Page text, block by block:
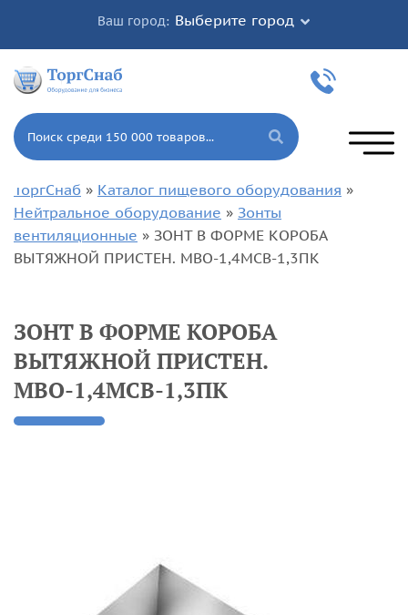
Ваш город: Выберите город
ТоргСнаб » Каталог пищевого оборудования »
Нейтральное оборудование » Зонты
вентиляционные » ЗОНТ В ФОРМЕ КОРОБА
ВЫТЯЖНОЙ ПРИСТЕН. МВО-1,4МСВ-1,3ПК
ЗОНТ В ФОРМЕ КОРОБА
ВЫТЯЖНОЙ ПРИСТЕН.
МВО-1,4МСВ-1,3ПК